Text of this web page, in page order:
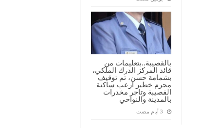
بالقصيبة..بتعليمات من
قائد المركز الدرك الملكي،
بشمامة حسن، تم توقيف
مجرم خطير ارعب ساكنة
القصيبة وتاجر مخدرات
بالمدينة والنواحي